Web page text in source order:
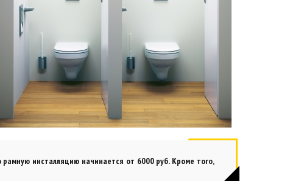
инсталляцию начинается от 6000 руб. Кроме того,